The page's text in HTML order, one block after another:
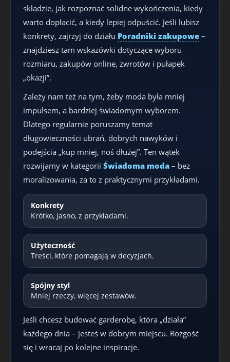
składzie, jak rozpoznać solidne wykończenia, kiedy
warto dopłacić, a kiedy lepiej odpuścić. Jeśli lubisz
konkrety, zajrzyj do działu Poradniki zakupowe –
znajdziesz tam wskazówki dotyczące wyboru
rozmiaru, zakupów online, zwrotów i pułapek
„okazji”.
Zależy nam też na tym, żeby moda była mniej
impulsem, a bardziej świadomym wyborem.
Dlatego regularnie poruszamy temat
długowieczności ubrań, dobrych nawyków i
podejścia „kup mniej, noś dłużej”. Ten wątek
rozwijamy w kategorii Świadoma moda – bez
moralizowania, za to z praktycznymi przykładami.
Konkrety
Krótko, jasno, z przykładami.
Użyteczność
Treści, które pomagają w decyzjach.
Spójny styl
Mniej rzeczy, więcej zestawów.
Jeśli chcesz budować garderobę, która „działa”
każdego dnia – jesteś w dobrym miejscu. Rozgość
się i wracaj po kolejne inspiracje.